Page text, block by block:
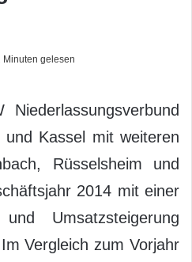
Minuten gelesen
Kassel mit weiteren
Rüsselsheim und
2014 mit einer
Umsatzsteigerung
Vergleich zum Vorjahr